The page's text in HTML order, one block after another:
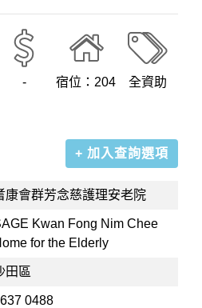
- 宿位：204 全資助
+ 加入查詢選項
康會群芳念慈護理安老院
Kwan Fong Nim Chee
for the Elderly
田區
0488